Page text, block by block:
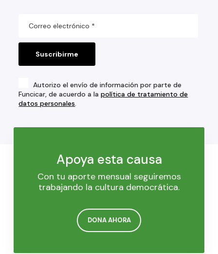
Autorizo el envío de información por parte de
Funcicar, de acuerdo a lapolítica de tratamiento de
datos personales.
Apoya esta causa
Con tu aporte mensual seguiremos
trabajando la cultura democrática.
DONA AHORA